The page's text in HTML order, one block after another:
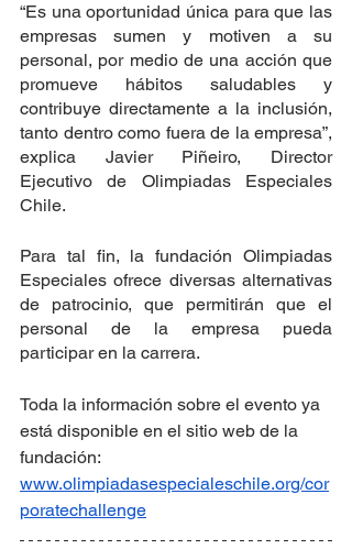
“Es una oportunidad única para que las
empresas sumen y motiven a su
personal, por medio de una acción que
promueve hábitos saludables y
contribuye directamente a la inclusión,
tanto dentro como fuera de la empresa”,
explica Javier Piñeiro, Director
Ejecutivo de Olimpiadas Especiales
Chile.
Para tal fin, la fundación Olimpiadas
Especiales ofrece diversas alternativas
de patrocinio, que permitirán que el
personal de la empresa pueda
participar en la carrera.
Toda la información sobre el evento ya
está disponible en el sitio web de la
fundación:
www.olimpiadasespecialeschile.org/cor
poratechallenge